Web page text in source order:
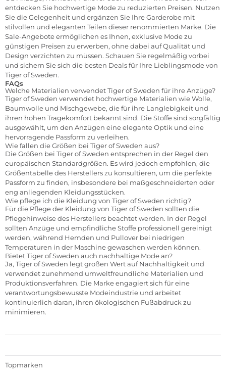
entdecken Sie hochwertige Mode zu reduzierten Preisen. Nutzen
Sie die Gelegenheit und ergänzen Sie Ihre Garderobe mit
stilvollen und eleganten Teilen dieser renommierten Marke. Die
Sale-Angebote ermöglichen es Ihnen, exklusive Mode zu
günstigen Preisen zu erwerben, ohne dabei auf Qualität und
Design verzichten zu müssen. Schauen Sie regelmäßig vorbei
und sichern Sie sich die besten Deals für Ihre Lieblingsmode von
Tiger of Sweden.
FAQs
Welche Materialien verwendet Tiger of Sweden für ihre Anzüge?
Tiger of Sweden verwendet hochwertige Materialien wie Wolle,
Baumwolle und Mischgewebe, die für ihre Langlebigkeit und
ihren hohen Tragekomfort bekannt sind. Die Stoffe sind sorgfältig
ausgewählt, um den Anzügen eine elegante Optik und eine
hervorragende Passform zu verleihen.
Wie fallen die Größen bei Tiger of Sweden aus?
Die Größen bei Tiger of Sweden entsprechen in der Regel den
europäischen Standardgrößen. Es wird jedoch empfohlen, die
Größentabelle des Herstellers zu konsultieren, um die perfekte
Passform zu finden, insbesondere bei maßgeschneiderten oder
eng anliegenden Kleidungsstücken.
Wie pflege ich die Kleidung von Tiger of Sweden richtig?
Für die Pflege der Kleidung von Tiger of Sweden sollten die
Pflegehinweise des Herstellers beachtet werden. In der Regel
sollten Anzüge und empfindliche Stoffe professionell gereinigt
werden, während Hemden und Pullover bei niedrigen
Temperaturen in der Maschine gewaschen werden können.
Bietet Tiger of Sweden auch nachhaltige Mode an?
Ja, Tiger of Sweden legt großen Wert auf Nachhaltigkeit und
verwendet zunehmend umweltfreundliche Materialien und
Produktionsverfahren. Die Marke engagiert sich für eine
verantwortungsbewusste Modeindustrie und arbeitet
kontinuierlich daran, ihren ökologischen Fußabdruck zu
minimieren.
Topmarken